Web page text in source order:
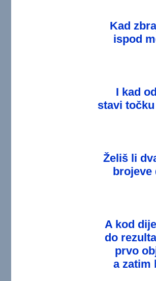
Kad
ispod
I kad
stavi
Želiš li
brojeve
A kod
do
prvo
a zatim